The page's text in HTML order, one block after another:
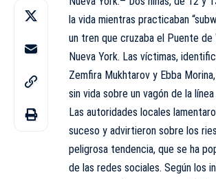
la vida mientras practicaban
un tren que cruzaba el Puente de
Nueva York. Las víctimas,
Zemfira Mukhtarov y Ebba
sin vida sobre un vagón de la línea
Las autoridades locales
suceso y advirtieron sobre los
peligrosa tendencia, que se ha
de las redes sociales. Según los